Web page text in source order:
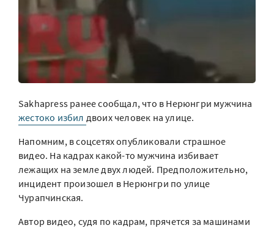
Sakhapress ранее сообщал, что в Нерюнгри мужчина
жестоко избил двоих человек на улице.
Напомним, в соцсетях опубликовали страшное
видео. На кадрах какой-то мужчина избивает
лежащих на земле двух людей. Предположительно,
инцидент произошел в Нерюнгри по улице
Чурапчинская.
Автор видео, судя по кадрам, прячется за машинами